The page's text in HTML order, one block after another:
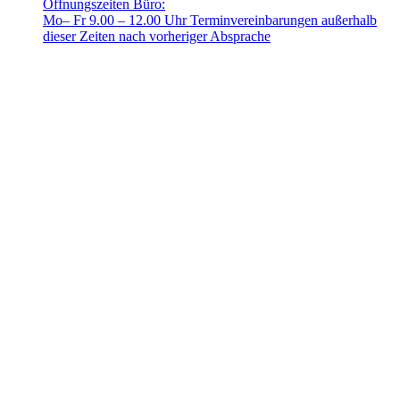
Öffnungszeiten Büro:
Mo– Fr 9.00 – 12.00 Uhr Terminvereinbarungen außerhalb
dieser Zeiten nach vorheriger Absprache